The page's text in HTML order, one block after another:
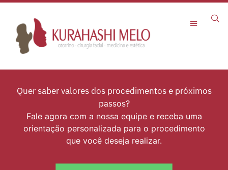
Quer saber valores dos procedimentos e próximos
passos?
Fale agora com a nossa equipe e receba uma
orientação personalizada para o procedimento
que você deseja realizar.